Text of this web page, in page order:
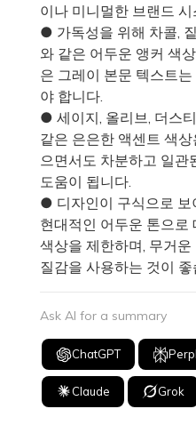
이나 미니멀한 브랜드
● 가독성을 위해 차콜,
와 같은 어두운 앵커 색
은 그레이 본문 텍스트
야 합니다.
● 세이지, 올리브, 더스
같은 은은한 액센트 색
으면서도 차분하고 일관
도움이 됩니다.
● 디자인이 구식으로 보
현대적인 어두운 톤으로
색상을 제한하며, 무거
질감을 사용하는 것이 좋
Ask AI for a summary
ChatGPT
Claude Grok